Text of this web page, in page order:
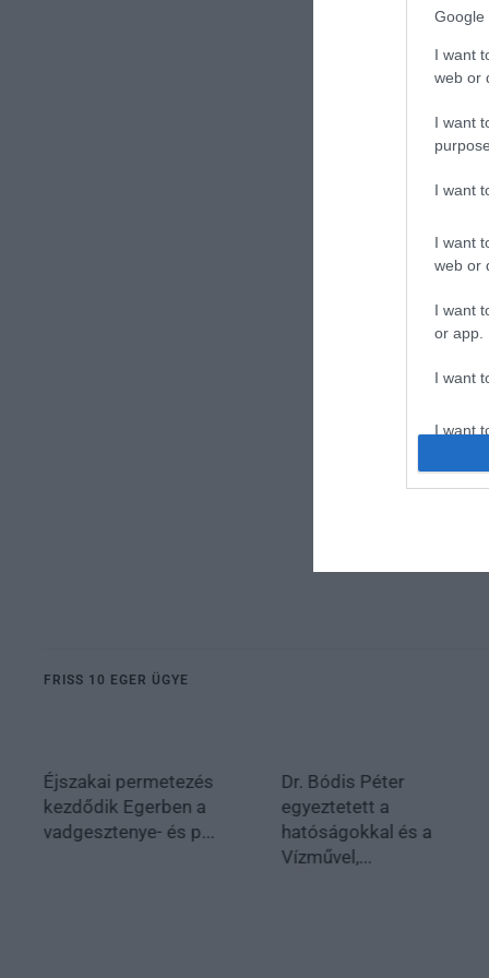
Google
I want
web or
I want
I want
I want
web or
I want
or app.
I want
I want
FRISS 10 EGER ÜGYE
Éjszakai permetezés
kezdődik Egerben a
vadgesztenye- és p...
Dr. Bódis Péter
egyeztetett a
hatóságokkal és a
Vízművel,...